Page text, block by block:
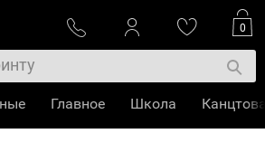
0
Главное Школа